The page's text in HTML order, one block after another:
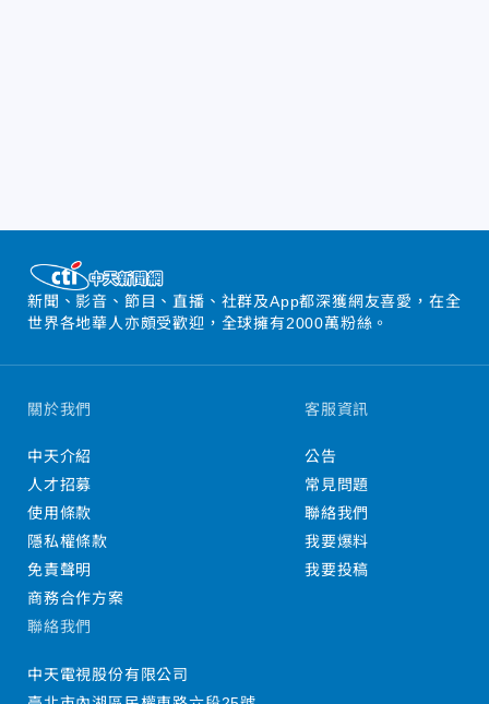
新聞、影音、節目、直播、社群及App都深獲網友喜愛，在全
世界各地華人亦頗受歡迎，全球擁有2000萬粉絲。
關於我們
中天介紹
人才招募
使用條款
隱私權條款
免責聲明
商務合作方案
客服資訊
公告
常見問題
聯絡我們
我要爆料
我要投稿
聯絡我們
中天電視股份有限公司